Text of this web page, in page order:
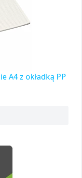
A4 z okładką PP